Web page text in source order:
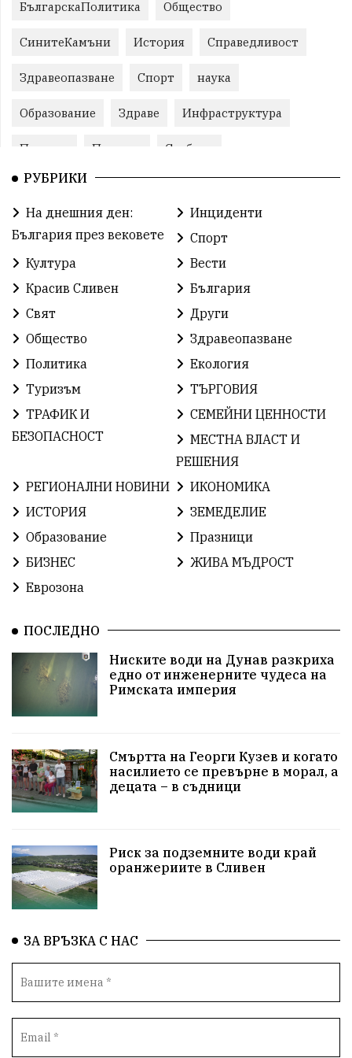
БългарскаПолитика Общество
СинитеКамъни История Справедливост
Здравеопазване Спорт наука
Образование Здраве Инфраструктура
Пеевски Протест Свобода
ИвелинМихайлов
Празник ГражданскоОбщество
РадостинВасилев ЛекаАтлетика
ХристоИлиев БългарскоЗемеделие
БългарскиСпорт
ОбщественИнтерес земеделие
ИсторияНаБългария Иновации САЩ
БългарскаГордост Археология Твърдица
Легенда Право
ОтровнатаЯбълка ЦветомирПетков
България2025
ИкономикаНаСъпротивата УрсулаФонДерЛайен
ПетърПетров
Технологии НародноСъбрание
ПравоваДържава Варна Родителство
ПътнаБезопасност Магнитски Санкции
ОколнаСреда
Общност ИсторическиПарк ВоенноВреме
Космос ВоднаКриза Вода Мир
Безопастност
РУБРИКИ
На днешния ден:
България през вековете
Инциденти
Спорт
Култура
Вести
Красив Сливен
България
Свят
Други
Общество
Здравеопазване
Политика
Екология
Туризъм
ТЪРГОВИЯ
ТРАФИК И
БЕЗОПАСНОСТ
СЕМЕЙНИ ЦЕННОСТИ
МЕСТНА ВЛАСТ И
РЕШЕНИЯ
РЕГИОНАЛНИ НОВИНИ
ИКОНОМИКА
ИСТОРИЯ
ЗЕМЕДЕЛИЕ
Образование
Празници
БИЗНЕС
ЖИВА МЪДРОСТ
Еврозона
ПОСЛЕДНО
Ниските води на Дунав разкриха
едно от инженерните чудеса на
Римската империя
Смъртта на Георги Кузев и когато
насилието се превърне в морал, а
децата – в съдници
Риск за подземните води край
оранжериите в Сливен
ЗА ВРЪЗКА С НАС